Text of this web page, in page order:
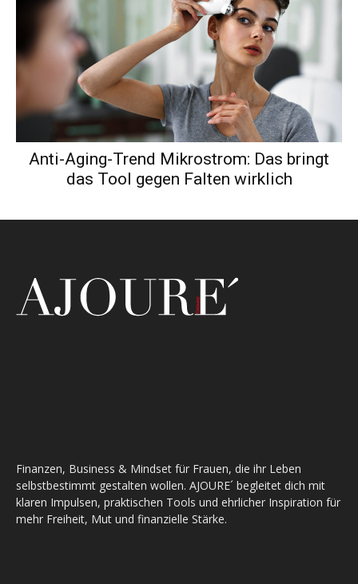
Anti-Aging-Trend Mikrostrom: Das bringt
das Tool gegen Falten wirklich
Finanzen, Business & Mindset für Frauen, die ihr Leben
selbstbestimmt gestalten wollen. AJOURE´ begleitet dich mit
klaren Impulsen, praktischen Tools und ehrlicher Inspiration für
mehr Freiheit, Mut und finanzielle Stärke.